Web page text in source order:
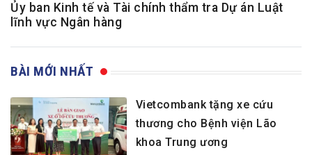
Ủy ban Kinh tế và Tài chính thẩm tra Dự án Luật
lĩnh vực Ngân hàng
BÀI MỚI NHẤT
Vietcombank tặng xe cứu
thương cho Bệnh viện Lão
khoa Trung ương